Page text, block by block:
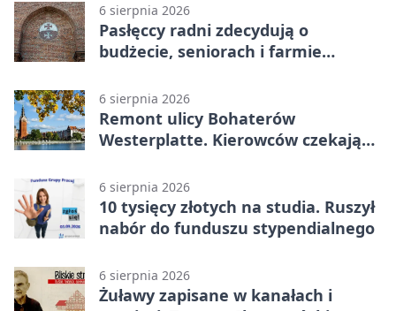
6 sierpnia 2026
Pasłęccy radni zdecydują o
budżecie, seniorach i farmie
6 sierpnia 2026
Remont ulicy Bohaterów
Westerplatte. Kierowców czekają
6 sierpnia 2026
10 tysięcy złotych na studia. Ruszył
nabór do funduszu stypendialnego
6 sierpnia 2026
Żuławy zapisane w kanałach i